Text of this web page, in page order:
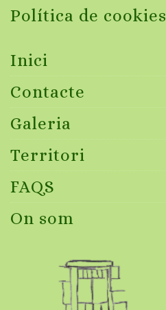
Política de cookies
Inici
Contacte
Galeria
Territori
FAQS
On som